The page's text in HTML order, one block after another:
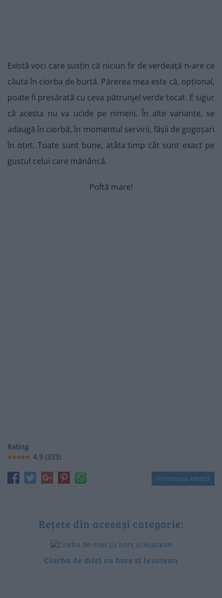
Există voci care susțin că niciun fir de verdeață n-are ce
căuta în ciorba de burtă. Părerea mea este că, opțional,
poate fi presărată cu ceva pătrunjel verde tocat. E sigur
că acesta nu va ucide pe nimeni. În alte variante, se
adaugă în ciorbă, în momentul servirii, fâșii de gogoșari
în oțet. Toate sunt bune, atâta timp cât sunt exact pe
gustul celui care mănâncă.
Poftă mare!
Rating
4.9 (333)
Printeaza reteta
Rețete din aceeași categorie:
Ciorba de miel cu bors si leustean